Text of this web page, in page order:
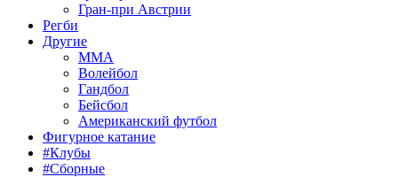
Гран-при Австрии
Регби
Другие
MMA
Волейбол
Гандбол
Бейсбол
Американский футбол
Фигурное катание
#Клубы
#Сборные